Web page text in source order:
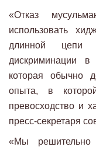
«Отказ
использовать
длинной цепи
дискриминации
которая обычно
опыта, в
превосходство и
пресс-секретаря
«Мы